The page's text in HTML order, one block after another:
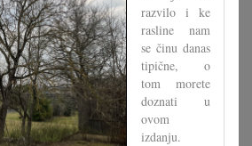
razvilo i ke
rasline nam
se činu danas
tipične, o
tom morete
doznati u
ovom
izdanju.